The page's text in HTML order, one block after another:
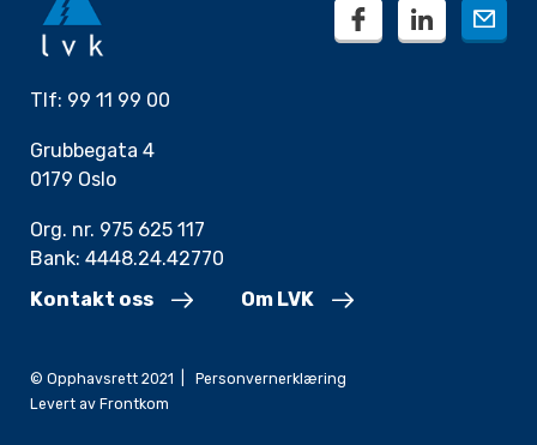
facebooklinkedin
Tlf: 99 11 99 00
Grubbegata 4
0179 Oslo
Org. nr. 975 625 117
Bank: 4448.24.42770
Kontakt oss
Om LVK
© Opphavsrett 2021 |
Personvernerklæring
Levert av Frontkom